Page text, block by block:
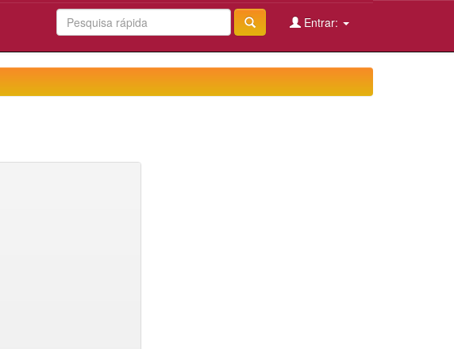
Entrar: